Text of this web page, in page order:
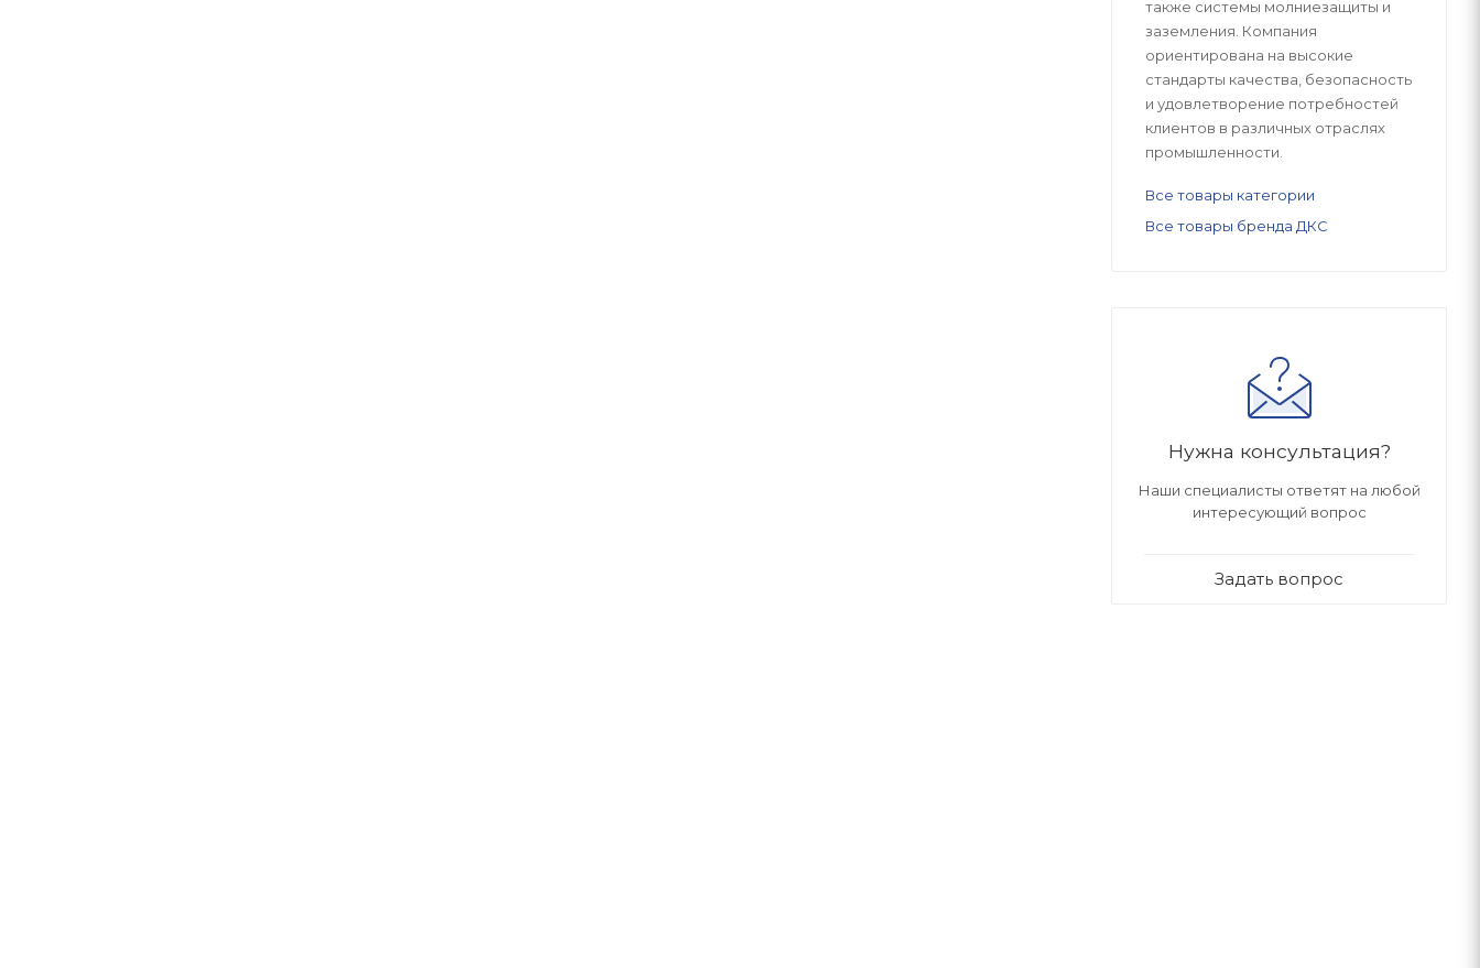
также системы молниезащиты и
заземления. Компания
ориентирована на высокие
стандарты качества, безопасность
и удовлетворение потребностей
клиентов в различных отраслях
промышленности.
Все товары категории
Все товары бренда ДКС
Нужна консультация?
Наши специалисты ответят на любой
интересующий вопрос
Задать вопрос